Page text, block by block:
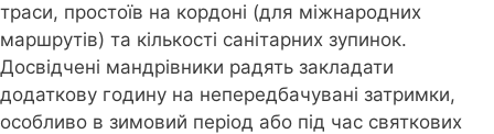
траси, простоїв на кордоні (для міжнародних
маршрутів) та кількості санітарних зупинок.
Досвідчені мандрівники радять закладати
додаткову годину на непередбачувані затримки,
особливо в зимовий період або під час святкових